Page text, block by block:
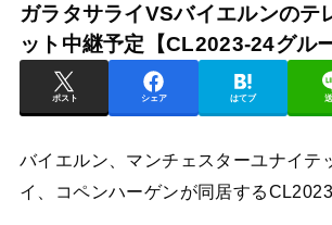
ガラタサライVSバイエルンのテ
ット中継予定【CL2023-24グル
ポスト シェア はてブ
バイエルン、マンチェスターユナイテ
イ、コペンハーゲンが同居する